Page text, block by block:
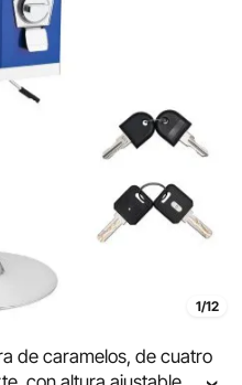
1/12
de caramelos, de cuatro